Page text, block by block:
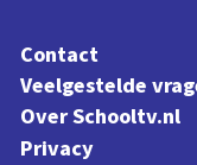
Contact
Veelgestelde
Over Schooltv.nl
Privacy